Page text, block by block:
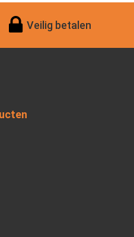
Veilig betalen